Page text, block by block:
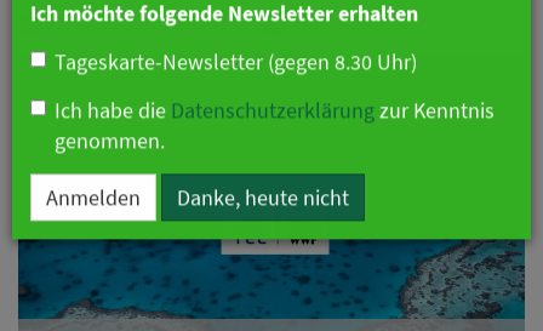
21. Mai 2025 12:54 Uhr| Hotellerie
Ich möchte folgende Newsletter erhalten
Tageskarte-Newsletter (gegen 8.30 Uhr)
Ich habe die
Datenschutzerklärung
genommen.
Anmelden Danke, heute nicht